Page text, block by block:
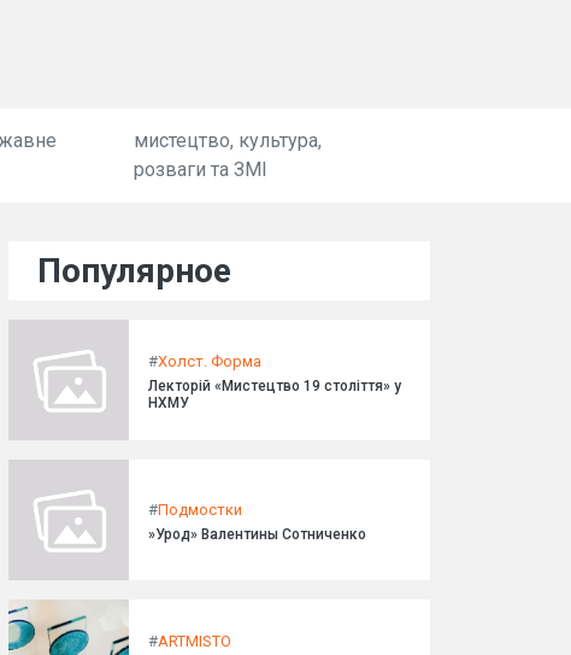
мистецтво, культура,
розваги та ЗМІ
Популярное
#Холст. Форма
Лекторій «Мистецтво 19 століття» у
НХМУ
#Подмостки
»Урод» Валентины Сотниченко
#ARTMISTO